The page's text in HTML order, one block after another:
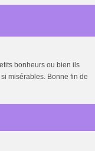
bonheurs ou bien ils
misérables. Bonne fin de